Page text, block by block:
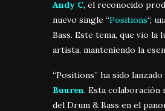
Andy C, el reconocido
nuevo single “Positions“,
Bass. Este tema, que vio la
artista, manteniendo la
“Positions” ha sido
Buuren. Esta colaboración
del Drum & Bass en el